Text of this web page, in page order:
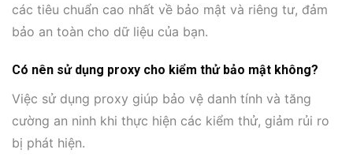
các tiêu chuẩn cao nhất về bảo mật và riêng tư, đảm
bảo an toàn cho dữ liệu của bạn.
Có nên sử dụng proxy cho kiểm thử bảo mật không?
Việc sử dụng proxy giúp bảo vệ danh tính và tăng
cường an ninh khi thực hiện các kiểm thử, giảm rủi ro
bị phát hiện.